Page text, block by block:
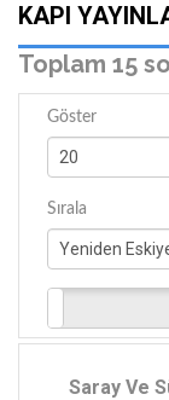
KAPI
Toplam 15
Göster
Sırala
Saray Ve